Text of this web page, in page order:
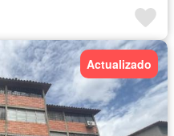
Actualizado